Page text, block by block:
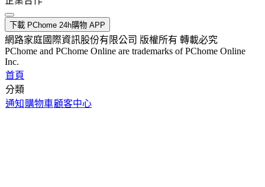
下載 PChome 24h購物 APP
網路家庭國際資訊股份有限公司 版權所有 轉載必究
PChome and PChome Online are trademarks of PChome Online
Inc.
首頁
分類
通知 購物車顧客中心